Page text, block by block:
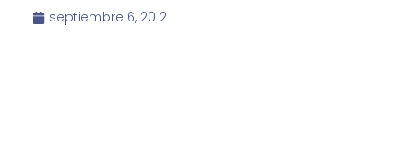
septiembre 6, 2012